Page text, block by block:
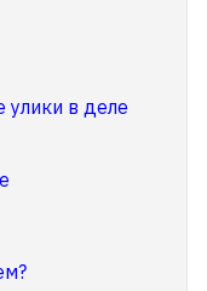
в деле